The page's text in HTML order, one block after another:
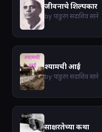
जीवनाचे शिल्पकार
by पांडुरंग सदाशिव साने
श्यामची आई
by पांडुरंग सदाशिव साने
साक्षरतेच्या कथा